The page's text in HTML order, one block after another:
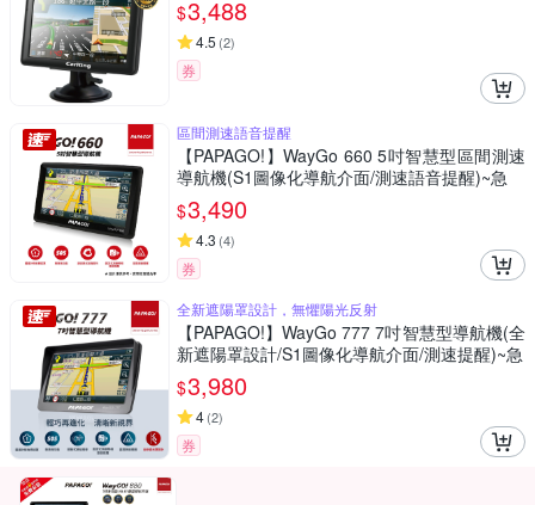
$3,488
4.5 (2)
券
區間測速語音提醒
【PAPAGO!】WayGo 660 5吋智慧型區間測速
導航機(S1圖像化導航介面/測速語音提醒)~急
$3,490
4.3 (4)
券
全新遮陽罩設計，無懼陽光反射
【PAPAGO!】WayGo 777 7吋智慧型導航機(全
新遮陽罩設計/S1圖像化導航介面/測速提醒)~急
$3,980
4(2)
券